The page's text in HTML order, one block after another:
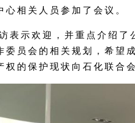
相关人员参加了会议。
表示欢迎，并重点介绍
委员会的相关规划，希望
权的保护现状向石化联合